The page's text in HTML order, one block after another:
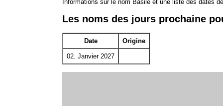
Informations sur le nom Basile et une liste des dates
Les noms des jours prochaine
Date Origine
02. Janvier 2027